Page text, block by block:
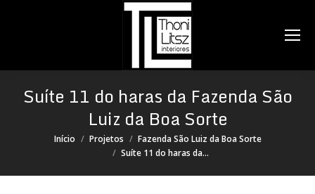
Suíte 11 do haras da Fazenda São
Luiz da Boa Sorte
Você está aqui:
Início Projetos
Fazenda São Luiz da Boa Sorte
Suíte 11 do haras da…